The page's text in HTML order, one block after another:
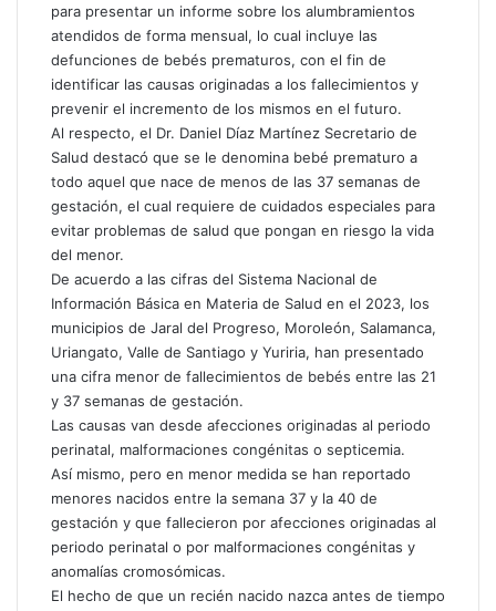
o
e
l
e
c
t
r
ó
para presentar un informe sobre los alumbramientos
atendidos de forma mensual, lo cual incluye las
defunciones de bebés prematuros, con el fin de
identificar las causas originadas a los fallecimientos y
prevenir el incremento de los mismos en el futuro.
Al respecto, el Dr. Daniel Díaz Martínez Secretario de
Salud destacó que se le denomina bebé prematuro a
todo aquel que nace de menos de las 37 semanas de
gestación, el cual requiere de cuidados especiales para
evitar problemas de salud que pongan en riesgo la vida
del menor.
De acuerdo a las cifras del Sistema Nacional de
Información Básica en Materia de Salud en el 2023, los
municipios de Jaral del Progreso, Moroleón, Salamanca,
Uriangato, Valle de Santiago y Yuriria, han presentado
una cifra menor de fallecimientos de bebés entre las 21
y 37 semanas de gestación.
Las causas van desde afecciones originadas al periodo
perinatal, malformaciones congénitas o septicemia.
Así mismo, pero en menor medida se han reportado
menores nacidos entre la semana 37 y la 40 de
gestación y que fallecieron por afecciones originadas al
periodo perinatal o por malformaciones congénitas y
anomalías cromosómicas.
El hecho de que un recién nacido nazca antes de tiempo